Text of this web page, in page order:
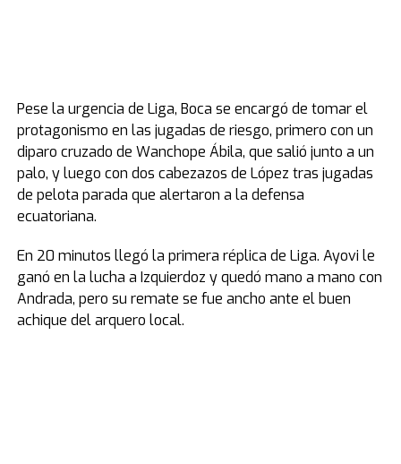
Pese la urgencia de Liga, Boca se encargó de tomar el
protagonismo en las jugadas de riesgo, primero con un
diparo cruzado de Wanchope Ábila, que salió junto a un
palo, y luego con dos cabezazos de López tras jugadas
de pelota parada que alertaron a la defensa
ecuatoriana.
En 20 minutos llegó la primera réplica de Liga. Ayovi le
ganó en la lucha a Izquierdoz y quedó mano a mano con
Andrada, pero su remate se fue ancho ante el buen
achique del arquero local.